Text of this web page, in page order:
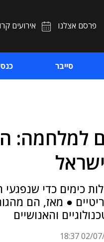
פרסם אצלנו אירועים
סייבר
ימים
● מאז, הם
והאנושיים
02/07/